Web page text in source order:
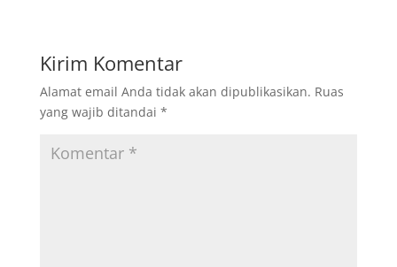
Kirim Komentar
Alamat email Anda tidak akan dipublikasikan. Ruas
yang wajib ditandai *